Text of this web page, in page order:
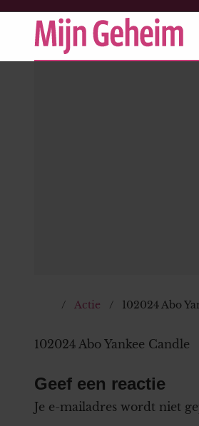
Actie 102024 Abo
102024 Abo Yankee Candle
Geef een reactie
Je e-mailadres wordt niet